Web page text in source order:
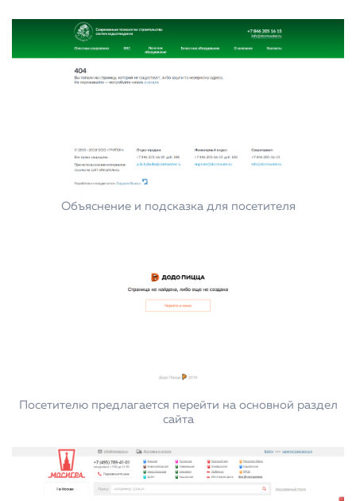
Объяснение и подсказка для посетителя
Посетителю предлагается перейти на основной раздел
сайта